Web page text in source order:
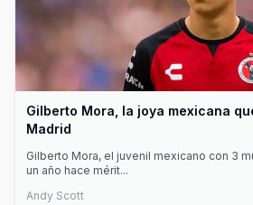
Gilberto Mora, la joya mexicana
Madrid
Gilberto Mora, el juvenil mexicano con 3
un año hace mérit...
Andy Scott